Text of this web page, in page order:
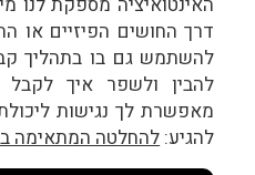
דרך החושים הפיזיים או
להשתמש גם בו בתהליך
להבין ולשפר איך לקבל
מאפשרת לך נגישות
להגיע: להחלטה המתאימה